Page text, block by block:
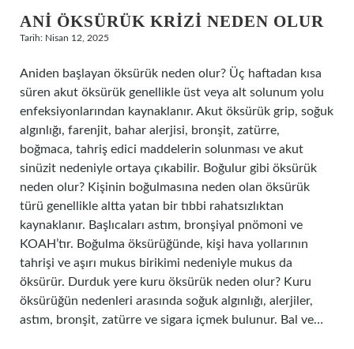
ANI ÖKSÜRÜK KRIZI NEDEN OLUR
Tarih: Nisan 12, 2025
Aniden başlayan öksürük neden olur? Üç haftadan kısa
süren akut öksürük genellikle üst veya alt solunum yolu
enfeksiyonlarından kaynaklanır. Akut öksürük grip, soğuk
algınlığı, farenjit, bahar alerjisi, bronşit, zatürre,
boğmaca, tahriş edici maddelerin solunması ve akut
sinüzit nedeniyle ortaya çıkabilir. Boğulur gibi öksürük
neden olur? Kişinin boğulmasına neden olan öksürük
türü genellikle altta yatan bir tıbbi rahatsızlıktan
kaynaklanır. Başlıcaları astım, bronşiyal pnömoni ve
KOAH’tır. Boğulma öksürüğünde, kişi hava yollarının
tahrişi ve aşırı mukus birikimi nedeniyle mukus da
öksürür. Durduk yere kuru öksürük neden olur? Kuru
öksürüğün nedenleri arasında soğuk algınlığı, alerjiler,
astım, bronşit, zatürre ve sigara içmek bulunur. Bal ve…